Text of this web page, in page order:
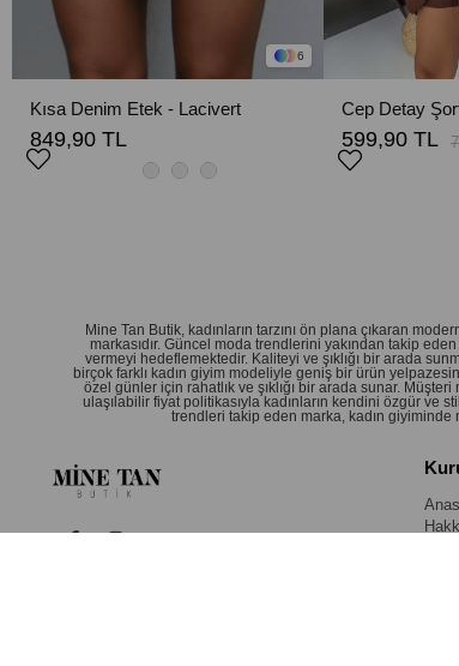
6
Kısa Denim Etek - Lacivert
849,90 TL 599,90 TL
Mine Tan Butik, kadınların tarzını ön plana çıkaran
markasıdır. Güncel moda trendlerini yakından takip
vermeyi hedeflemektedir. Kaliteyi ve şıklığı bir arada
birçok farklı kadın giyim modeliyle geniş bir ürün
özel günler için rahatlık ve şıklığı bir arada sunar.
ulaşılabilir fiyat politikasıyla kadınların kendini özgür ve
trendleri takip eden marka, kadın giyiminde